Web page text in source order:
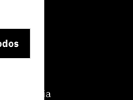
Tecnologia